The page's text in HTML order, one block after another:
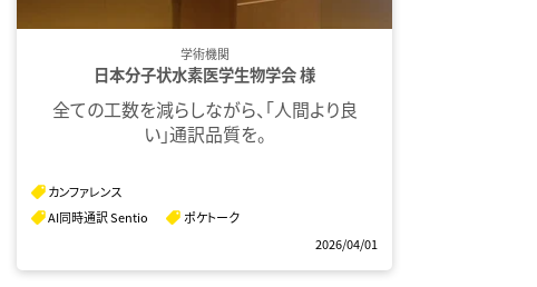
学術機関
日本分子状水素医学生物学会 様
全ての工数を減らしながら、「人間より良
い」通訳品質を。
AI同時通訳 Sentio ポケトーク
カンファレンス
2026/04/01